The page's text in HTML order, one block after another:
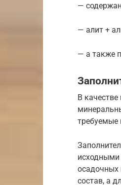
—
— алит +
— а также
В
требуемые
исходными
осадочных
состав, а